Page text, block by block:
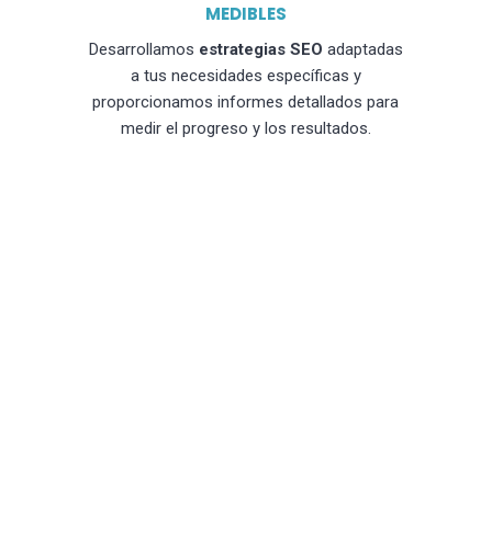
MEDIBLES
Desarrollamos estrategias SEO adaptadas
a tus necesidades específicas y
proporcionamos informes detallados para
medir el progreso y los resultados.